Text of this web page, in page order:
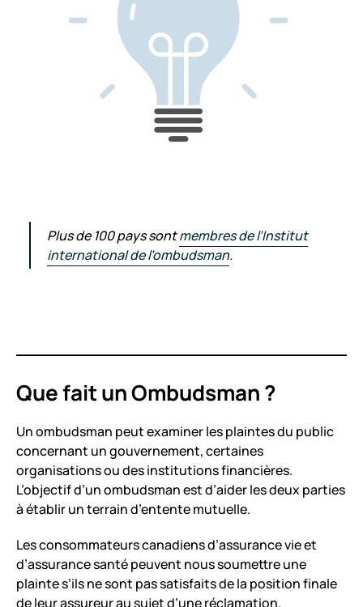
Plus de 100 pays sontmembres de l’Institut
international de l’ombudsman.
Que fait un Ombudsman ?
Un ombudsman peut examiner les plaintes du public
concernant un gouvernement, certaines
organisations ou des institutions financières.
L’objectif d’un ombudsman est d’aider les deux parties
à établir un terrain d’entente mutuelle.
Les consommateurs canadiens d’assurance vie et
d’assurance santé peuvent nous soumettre une
plainte s’ils ne sont pas satisfaits de la position finale
de leur assureur au sujet d’une réclamation.